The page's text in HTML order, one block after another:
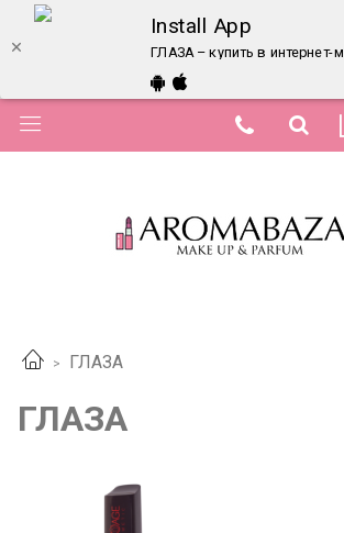
Install App
ГЛАЗА – купить в интернет-
ГЛАЗА
ГЛАЗА